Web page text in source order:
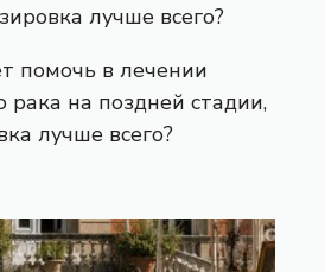
помочь в лечении
рака на поздней стадии,
лучше всего?